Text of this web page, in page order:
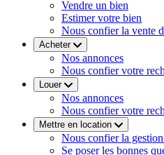
Vendre un bien
Estimer votre bien
Nous confier la vente
Acheter
Nos annonces
Nous confier votre
Louer
Nos annonces
Nous confier votre
Mettre en location
Nous confier la
Se poser les bonnes